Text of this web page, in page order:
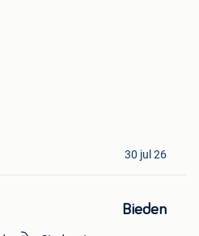
30 jul 26
Bieden